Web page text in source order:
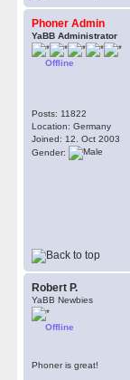
Phoner Admin
YaBB Administrator
Offline
Posts: 11822
Location: Germany
Joined: 12. Oct 2003
Gender:
Robert P.
YaBB Newbies
Offline
Phoner is great!